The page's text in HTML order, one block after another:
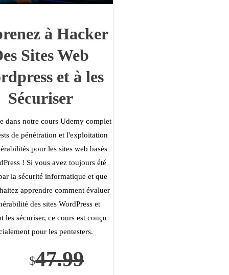
à Hacker
Sites Web
et à les
Sécuriser
dans notre cours Udemy complet
de pénétration et l'exploitation
pour les sites web basés
! Si vous avez toujours été
la sécurité informatique et que
apprendre comment évaluer
des sites WordPress et
les sécuriser, ce cours est conçu
pour les pentesters.
$47.99